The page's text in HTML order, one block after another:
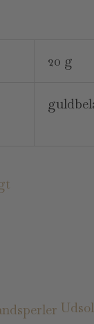
20 g